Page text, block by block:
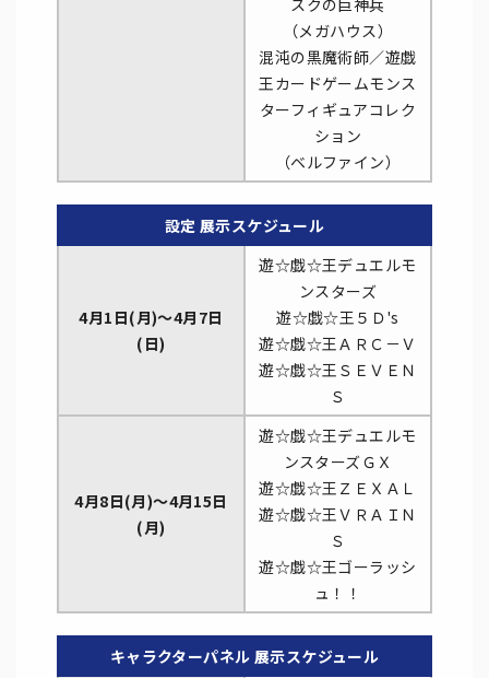
（メガハウス）
混沌の黒魔術師／遊戯
王カードゲームモンス
ターフィギュアコレク
ション
（ベルファイン）
設定 展示スケジュール
4月1日(月)～4月7日
(日)
遊☆戯☆王デュエルモ
ンスターズ
遊☆戯☆王５Ｄ's
遊☆戯☆王ＡＲＣ－Ｖ
遊☆戯☆王ＳＥＶＥＮ
Ｓ
4月8日(月)～4月15日
(月)
遊☆戯☆王デュエルモ
ンスターズＧＸ
遊☆戯☆王ＺＥＸＡＬ
遊☆戯☆王ＶＲＡＩＮ
Ｓ
遊☆戯☆王ゴーラッシ
ュ！！
キャラクターパネル 展示スケジュール